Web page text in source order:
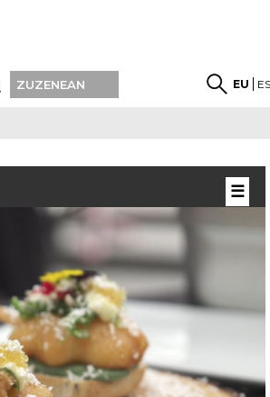
ZUZENEAN EU
☰